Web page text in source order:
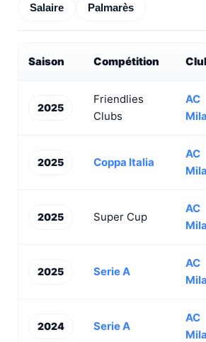
Salaire Palmarès
Saison Compétition
2025
Friendlies
Clubs
AC
2025 Coppa Italia
AC
2025 Super Cup
AC
2025 Serie A
AC
2024 Serie A
AC